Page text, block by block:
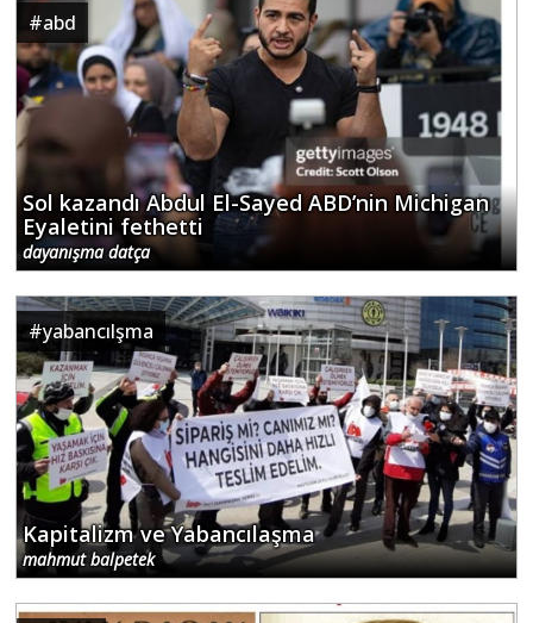
#abd
Sol kazandı Abdul El-Sayed ABD’nin Michigan
Eyaletini fethetti
dayanışma datça
#yabancılşma
Kapitalizm ve Yabancılaşma
mahmut balpetek